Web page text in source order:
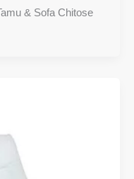
& Sofa Chitose